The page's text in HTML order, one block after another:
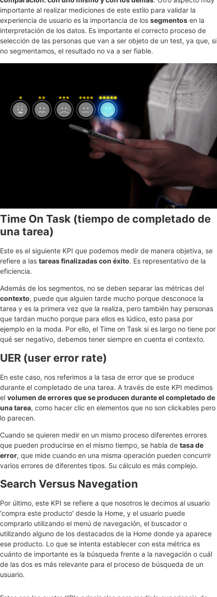
importante al realizar mediciones de este estilo para validar la
experiencia de usuario es la importancia de los segmentos en la
interpretación de los datos. Es importante el correcto proceso de
selección de las personas que van a ser objeto de un test, ya que, si
no segmentamos, el resultado no va a ser fiable.
Time On Task (tiempo de completado de
una tarea)
Este es el siguiente KPI que podemos medir de manera objetiva, se
refiere a las tareas finalizadas con éxito. Es representativo de la
eficiencia.
Además de los segmentos, no se deben separar las métricas del
contexto, puede que alguien tarde mucho porque desconoce la
tarea y es la primera vez que la realiza, pero también hay personas
que tardan mucho porque para ellos es lúdico, esto pasa por
ejemplo en la moda. Por ello, el Time on Task si es largo no tiene por
qué ser negativo, debemos tener siempre en cuenta el contexto.
UER (user error rate)
En este caso, nos referimos a la tasa de error que se produce
durante el completado de una tarea. A través de este KPI medimos
el volumen de errores que se producen durante el completado de
una tarea, como hacer clic en elementos que no son clickables pero
lo parecen.
Cuando se quieren medir en un mismo proceso diferentes errores
que pueden producirse en el mismo tiempo, se habla de tasa de
error, que mide cuando en una misma operación pueden concurrir
varios errores de diferentes tipos. Su cálculo es más complejo.
Search Versus Navegation
Por último, este KPI se refiere a que nosotros le decimos al usuario
‘compra este producto’ desde la Home, y el usuario puede
comprarlo utilizando el menú de navegación, el buscador o
utilizando alguno de los destacados de la Home donde ya aparece
ese producto. Lo que se intenta establecer con esta métrica es
cuánto de importante es la búsqueda frente a la navegación o cuál
de las dos es más relevante para el proceso de búsqueda de un
usuario.